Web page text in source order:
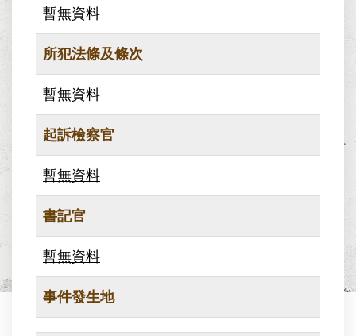
暫無資料
所犯法條及條次
暫無資料
起訴檢察官
暫無資料
書記官
暫無資料
事件發生地